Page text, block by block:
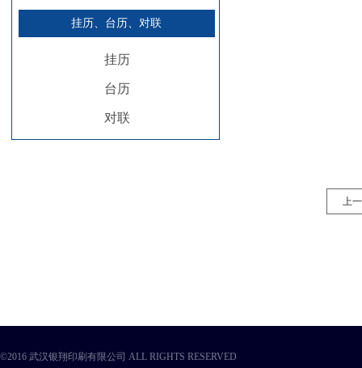
挂历、台历、对联
挂历
台历
对联
上
©2016 武汉银翔印刷有限公司 ALL RIGHTS RESERVED